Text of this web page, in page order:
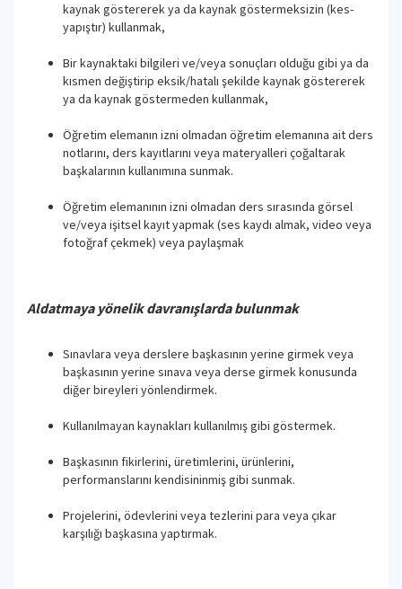
kaynak göstererek ya da kaynak göstermeksizin (kes-
yapıştır) kullanmak,
Bir kaynaktaki bilgileri ve/veya sonuçları olduğu gibi ya da
kısmen değiştirip eksik/hatalı şekilde kaynak göstererek
ya da kaynak göstermeden kullanmak,
Öğretim elemanın izni olmadan öğretim elemanına ait ders
notlarını, ders kayıtlarını veya materyalleri çoğaltarak
başkalarının kullanımına sunmak.
Öğretim elemanının izni olmadan ders sırasında görsel
ve/veya işitsel kayıt yapmak (ses kaydı almak, video veya
fotoğraf çekmek) veya paylaşmak
Aldatmaya yönelik davranışlarda bulunmak
Sınavlara veya derslere başkasının yerine girmek veya
başkasının yerine sınava veya derse girmek konusunda
diğer bireyleri yönlendirmek.
Kullanılmayan kaynakları kullanılmış gibi göstermek.
Başkasının fikirlerini, üretimlerini, ürünlerini,
performanslarını kendisininmiş gibi sunmak.
Projelerini, ödevlerini veya tezlerini para veya çıkar
karşılığı başkasına yaptırmak.